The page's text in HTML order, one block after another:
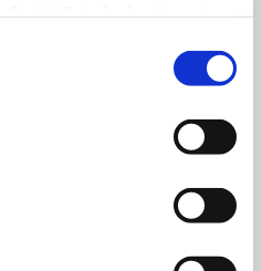
hur kakorna används och
inhämtar och behandlar